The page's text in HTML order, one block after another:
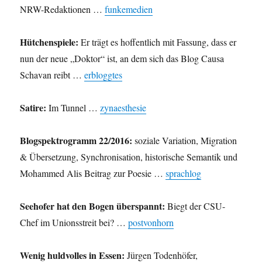
NRW-Redaktionen …funkemedien
Hütchenspiele: Er trägt es hoffentlich mit Fassung, dass er
nun der neue „Doktor“ ist, an dem sich das Blog Causa
Schavan reibt …erbloggtes
Satire: Im Tunnel …zynaesthesie
Blogspektrogramm 22/2016: soziale Variation, Migration
& Übersetzung, Synchronisation, historische Semantik und
Mohammed Alis Beitrag zur Poesie …sprachlog
Seehofer hat den Bogen überspannt: Biegt der CSU-
Chef im Unionsstreit bei? …postvonhorn
Wenig huldvolles in Essen: Jürgen Todenhöfer,